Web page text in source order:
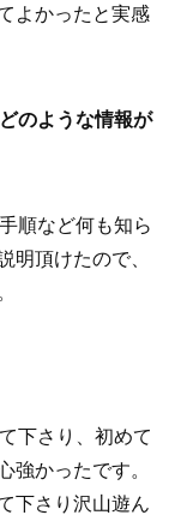
よかったと実感
のような情報が
順など何も知ら
明頂けたので、
下さり、初めて
強かったです。
下さり沢山遊ん